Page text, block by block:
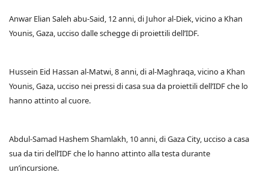
Anwar Elian Saleh abu-Said, 12 anni, di Juhor al-Diek, vicino a Khan
Younis, Gaza, ucciso dalle schegge di proiettili dell’IDF.
Hussein Eid Hassan al-Matwi, 8 anni, di al-Maghraqa, vicino a Khan
Younis, Gaza, ucciso nei pressi di casa sua da proiettili dell’IDF che lo
hanno attinto al cuore.
Abdul-Samad Hashem Shamlakh, 10 anni, di Gaza City, ucciso a casa
sua da tiri dell’IDF che lo hanno attinto alla testa durante
un’incursione.